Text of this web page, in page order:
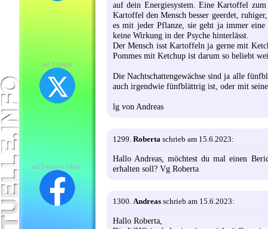
auf X folgen:
auf Facebook folgen:
auf dein Energiesystem. Eine Kartoffel
Kartoffel den Mensch besser geerdet,
es mit jeder Pflanze, sie geht ja immer
keine Wirkung in der Psyche hinterlässt.
Der Mensch isst Kartoffeln ja gerne mit
Pommes mit Ketchup ist darum so beliebt
Die Nachtschattengewächse sind ja alle
auch irgendwie fünfblättrig ist, oder mit
lg von Andreas
1299. Roberta schrieb am 15.6.2023:
Hallo Andreas, möchtest du mal einen
erhalten soll? Vg Roberta
1300. Andreas schrieb am 15.6.2023:
Hallo Roberta,